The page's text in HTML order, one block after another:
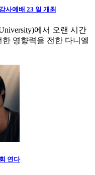
사예배 23 일 개최
에서 오랜 시간
영향력을 전한 다니엘
연다